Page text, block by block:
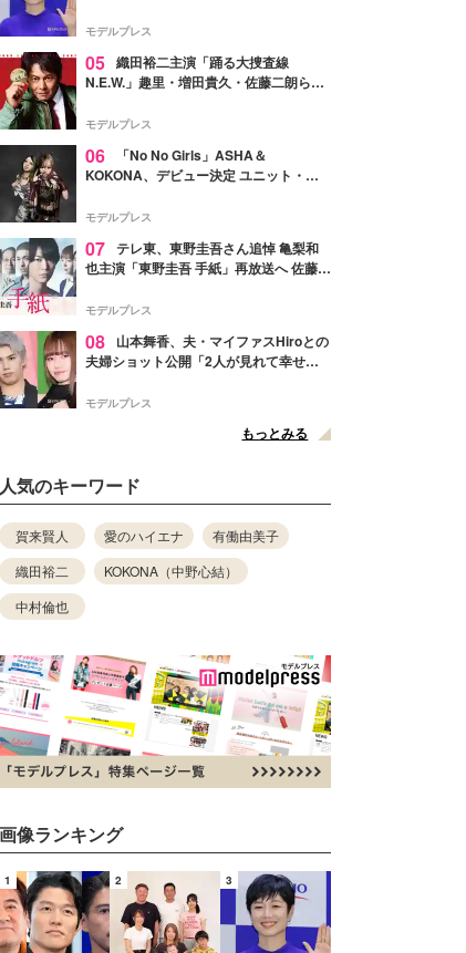
そう」と反響
モデルプレス
05 織田裕二主演「踊る大捜査線
N.E.W.」趣里・増田貴久・佐藤二朗ら新
徴する“謎のキーワード”も
モデルプレス
06
「No No Girls」ASHA＆
KOKONA、デビュー決定 ユニット・
リリースへ
モデルプレス
07 テレ東、東野圭吾さん追悼 亀梨和
也主演「東野圭吾 手紙」再放送へ 佐藤隆
モデルプレス
08
山本舞香、夫・マイファスHiroとの
夫婦ショット公開「2人が見れて幸せ」
モデルプレス
もっとみる
人気のキーワード
賀来賢人 愛のハイエナ
有働由美子
織田裕二
KOKONA（中野心結）
中村倫也
画像ランキング
1 2 3